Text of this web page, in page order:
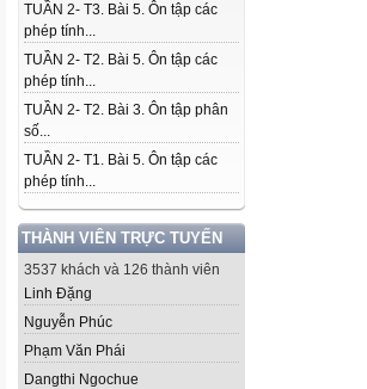
TUẦN 2- T3. Bài 5. Ôn tập các
phép tính...
TUẦN 2- T2. Bài 5. Ôn tập các
phép tính...
TUẦN 2- T2. Bài 3. Ôn tập phân
số...
TUẦN 2- T1. Bài 5. Ôn tập các
phép tính...
THÀNH VIÊN TRỰC TUYẾN
3537 khách và 126 thành viên
Linh Đặng
Nguyễn Phúc
Phạm Văn Phái
Dangthi Ngochue